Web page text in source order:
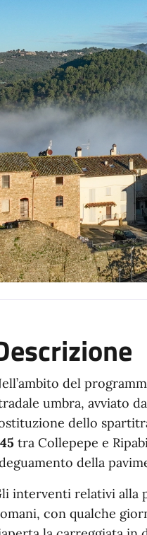
del
umbra, avviato
dello
tra Collepepe e
della
interventi relativi alla
con qualche